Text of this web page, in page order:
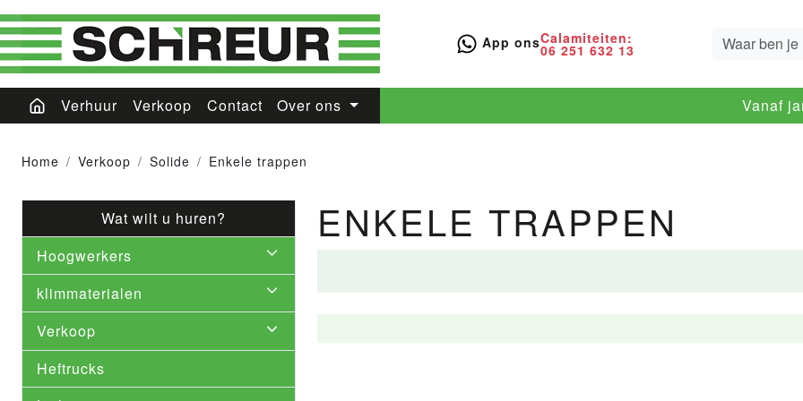
App onsCalamiteiten:
06 251 632 13
Verhuur Verkoop Contact Over ons Vanaf
Home Verkoop Solide Enkele trappen
Wat wilt u huren?
Hoogwerkers
klimmaterialen
Verkoop
Heftrucks
ENKELE TRAPPEN